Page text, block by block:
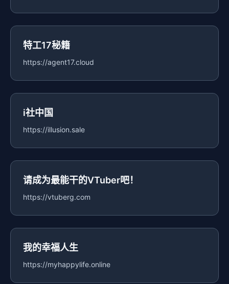
特工17秘籍
https://agent17.cloud
i社中国
https://illusion.sale
请成为最能干的VTuber吧！
https://vtuberg.com
我的幸福人生
https://myhappylife.online